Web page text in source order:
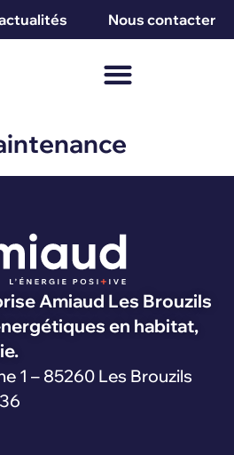
Nous contacter
1 – 85260 Les Brouzils
Amiaud Les Brouzils
en habitat,